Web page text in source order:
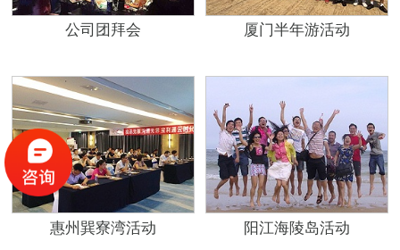
公司团拜会 厦门半年游活动
惠州巽寮湾活动 阳江海陵岛活动